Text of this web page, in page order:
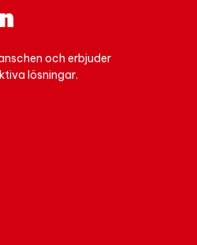
och erbjuder
lösningar.